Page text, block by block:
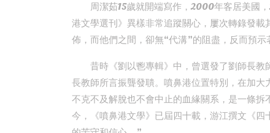
周潔茹15歲就開端寫作，2000年客居美國
港文學選刊》異樣非常追蹤關心，屢次轉錄發
佈，而他們之間，卻無“代溝”的阻盡，反而預示
昔時《劉以鬯專輯》中，曾選發了劉師長
長教師所言振聾發聵。噴鼻港位置特別，在加
不克不及解脫也不會中止的血緣關系，是一條
今，《噴鼻港文學》已屆四十載，游江撰文《